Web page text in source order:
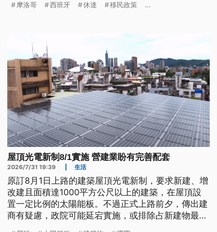
同「國家遭入侵」。法國則增派170名警力，加強與
摩洛哥 西班牙 休達 移民政策 ...
屋頂光電新制8/1實施 營建業盼有完善配套
2026/7/31 19:39 生活
原訂8月1日上路的建築屋頂光電新制，要求新建、增
改建且面積達1000平方公尺以上的建築，在屋頂設
置一定比例的太陽能板。不過正式上路前夕，傳出建
商有疑慮，政院可能延宕實施，或排除占新建物最大